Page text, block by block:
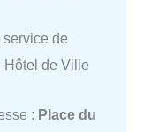
de
Hôtel de Ville
: Place du